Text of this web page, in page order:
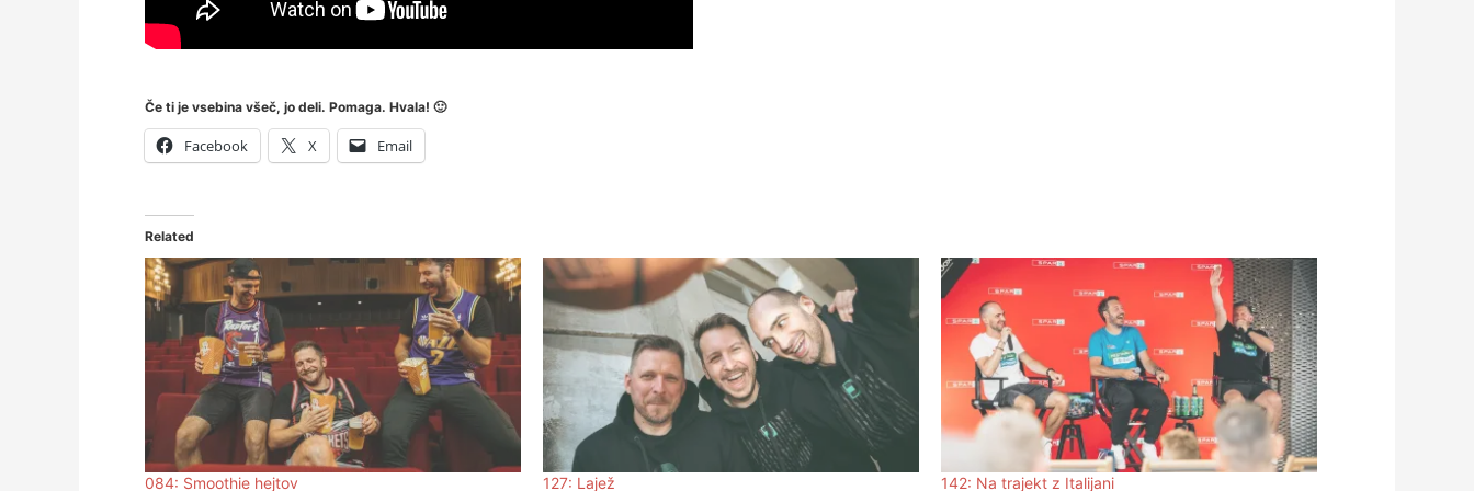
Če ti je vsebina všeč, jo deli. Pomaga. Hvala! 🙂
Facebook X Email
Related
084: Smoothie hejtov 127: Lajež 142: Na trajekt z Italijani